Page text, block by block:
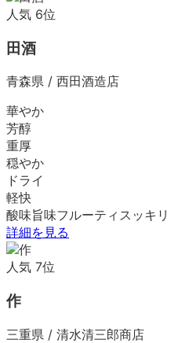
人気 6位
田酒
青森県 / 西田酒造店
華やか
芳醇
重厚
穏やか
ドライ
軽快
酸味旨味フルーティ スッキリ
詳細を見る
人気 7位
作
三重県 / 清水清三郎商店